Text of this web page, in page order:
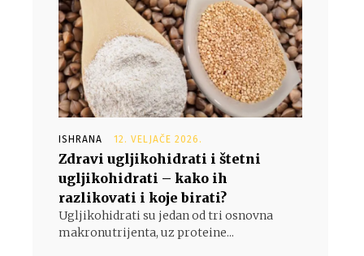
ISHRANA 12. VELJAČE 2026.
Zdravi ugljikohidrati i štetni
ugljikohidrati – kako ih
razlikovati i koje birati?
Ugljikohidrati su jedan od tri osnovna
makronutrijenta, uz proteine...